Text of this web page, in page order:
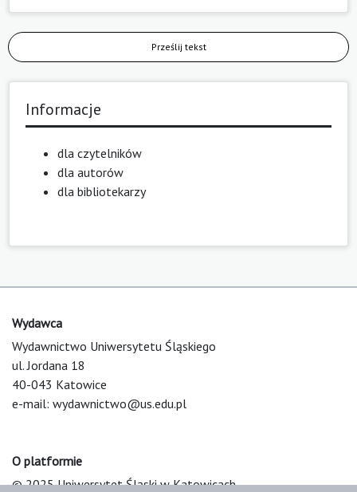
Prześlij tekst
Informacje
dla czytelników
dla autorów
dla bibliotekarzy
Wydawca
Wydawnictwo Uniwersytetu Śląskiego
ul. Jordana 18
40-043 Katowice
e-mail: wydawnictwo@us.edu.pl
O platformie
© 2025 Uniwersytet Śląski w Katowicach